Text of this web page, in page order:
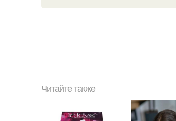
Читайте также